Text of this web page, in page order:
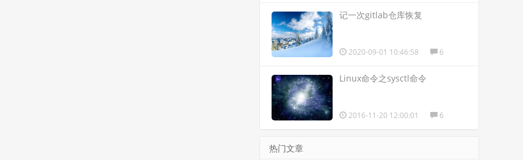
记一次gitlab仓库恢复
2020-09-01 10:46:58 6
Linux命令之sysctl命令
2016-11-20 12:00:01 6
热门文章